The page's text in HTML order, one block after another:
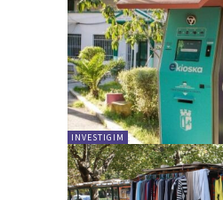
INVESTIGIM